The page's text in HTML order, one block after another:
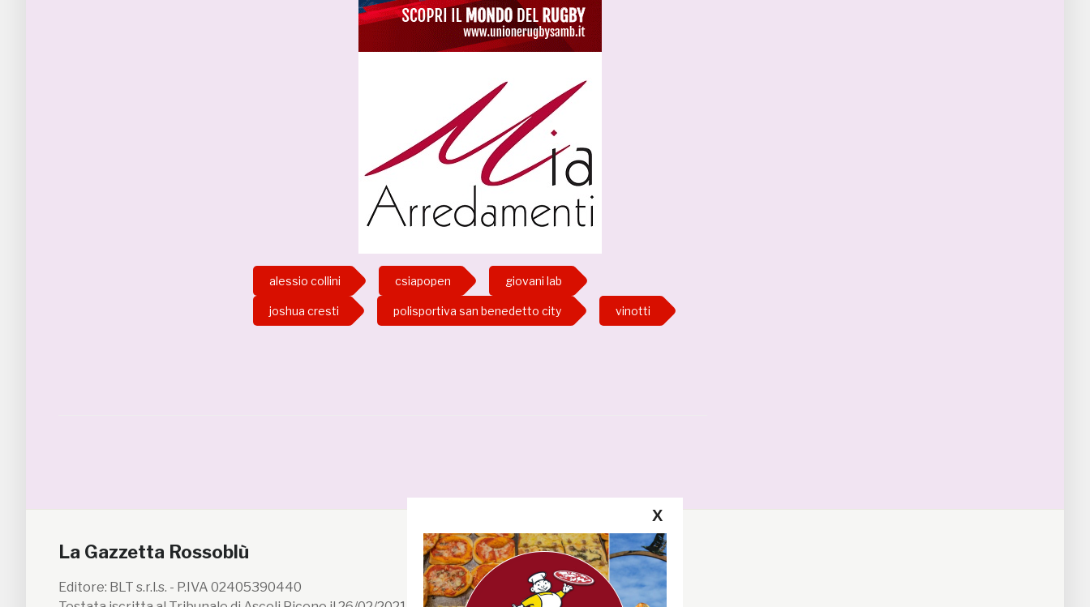
alessio collini csiapopen giovani lab
joshua cresti polisportiva san benedetto city vinotti
La Gazzetta Rossoblù
Editore: BLT s.r.l.s. - P.IVA 02405390440
Segui la GRB
Facebook
X